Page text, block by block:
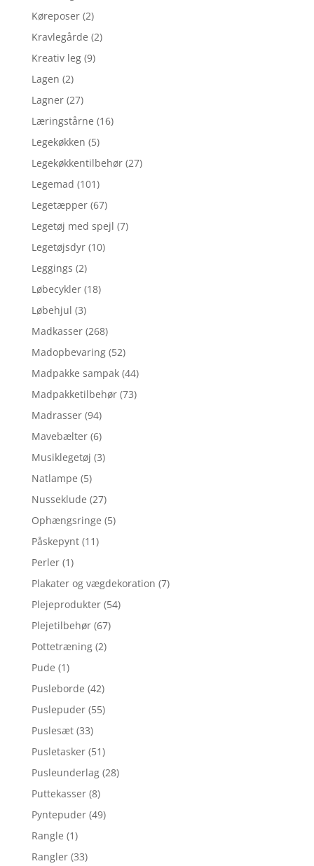
Køreposer (2)
Kravlegårde (2)
Kreativ leg (9)
Lagen (2)
Lagner (27)
Læringstårne (16)
Legekøkken (5)
Legekøkkentilbehør (27)
Legemad (101)
Legetæpper (67)
Legetøj med spejl (7)
Legetøjsdyr (10)
Leggings (2)
Løbecykler (18)
Løbehjul (3)
Madkasser (268)
Madopbevaring (52)
Madpakke sampak (44)
Madpakketilbehør (73)
Madrasser (94)
Mavebælter (6)
Musiklegetøj (3)
Natlampe (5)
Nusseklude (27)
Ophængsringe (5)
Påskepynt (11)
Perler (1)
Plakater og vægdekoration (7)
Plejeprodukter (54)
Plejetilbehør (67)
Pottetræning (2)
Pude (1)
Pusleborde (42)
Puslepuder (55)
Puslesæt (33)
Pusletasker (51)
Pusleunderlag (28)
Puttekasser (8)
Pyntepuder (49)
Rangle (1)
Rangler (33)